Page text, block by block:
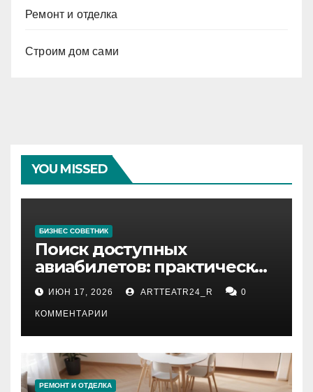
Ремонт и отделка
Строим дом сами
YOU MISSED
БИЗНЕС СОВЕТНИК
Поиск доступных
авиабилетов: практические
рекомендации
ИЮН 17, 2026 ARTTEATR24_R 0
КОММЕНТАРИИ
РЕМОНТ И ОТДЕЛКА